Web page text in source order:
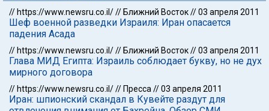
// https://www.newsru.co.il/// Ближний Восток//03 апреля 2011
Шеф военной разведки Израиля: Иран опасается
падения Асада
// https://www.newsru.co.il/// Ближний Восток//03 апреля 2011
Глава МИД Египта: Израиль соблюдает букву, но не дух
мирного договора
// https://www.newsru.co.il/// Пресса //03 апреля 2011
Иран: шпионский скандал в Кувейте раздут для